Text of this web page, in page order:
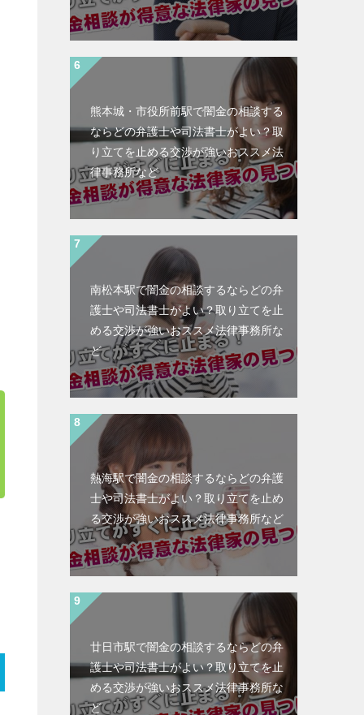
熊本城・市役所前駅で闇金の相談する
ならどの弁護士や司法書士がよい？取
り立てを止める交渉が強いおススメ法
律事務所など
南松本駅で闇金の相談するならどの弁
護士や司法書士がよい？取り立てを止
める交渉が強いおススメ法律事務所な
ど
熱海駅で闇金の相談するならどの弁護
士や司法書士がよい？取り立てを止め
る交渉が強いおススメ法律事務所など
廿日市駅で闇金の相談するならどの弁
護士や司法書士がよい？取り立てを止
める交渉が強いおススメ法律事務所な
ど